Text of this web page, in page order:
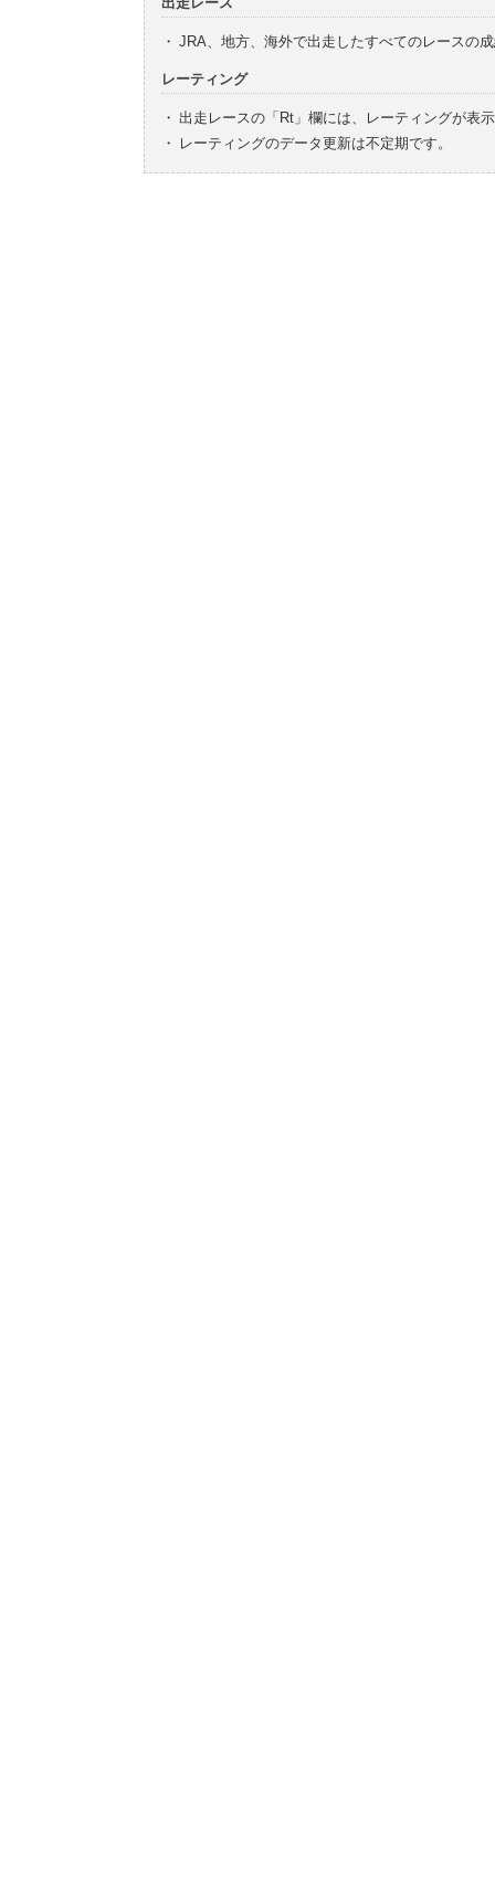
・ JRA、地方、海外で出走したすべてのレースの
レーティング
・ 出走レースの「Rt」欄には、レーティングが表
・
レーティングのデータ更新は不定期です。